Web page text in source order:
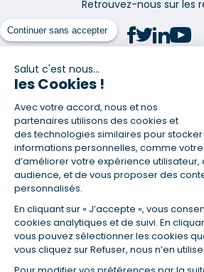
Continuer sans accepter
Salut c'est nous...
les Cookies !
Avec votre accord, nous et nos
partenaires utilisons des cookies et
des technologies similaires pour
informations personnelles, comme votre
d’améliorer votre expérience
audience, et de vous proposer des
personnalisés.
En cliquant sur « J’accepte », vous
cookies analytiques et de suivi. En
vous pouvez sélectionner les cookies
vous cliquez sur Refuser, nous n’en
Retrouvez-nous sur les
(1) Taux fixe national hors assurance et selon
(2) Économie de 65 % pour l'assurance d'un
457,23 € à 0,90 % sur 19,5 ans, accordé à un
100 % (décès, PTIA, IPP, ITT, IPP) âgé de 36 ans
salariée non cadre assurée à 100 % (décès,
ans et non-fumeur, tous deux sans risque
14/07/2019, coût de l'assurance proposée par
en moyenne contre 64,60 €/mois en moyenne
Empruntis.com (TAEA : 0,44 %, coût total de
(3) Taux minimum pour un crédit
5 000 et 20 000 euros, selon profil et durée.
(4) La diminution du montant des mensualités
de la durée de remboursement ainsi que la